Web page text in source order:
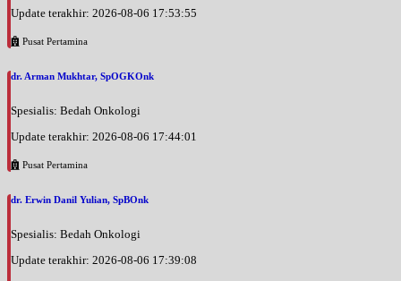
Update terakhir: 2026-08-06 17:53:55
Pusat Pertamina
dr. Arman Mukhtar, SpOGKOnk
Spesialis: Bedah Onkologi
Update terakhir: 2026-08-06 17:44:01
Pusat Pertamina
dr. Erwin Danil Yulian, SpBOnk
Spesialis: Bedah Onkologi
Update terakhir: 2026-08-06 17:39:08